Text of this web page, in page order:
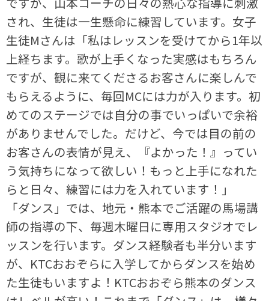
され、生徒は一生懸命に練習しています。女子
生徒Mさんは「私はレッスンを受けてから1年以
上経ちます。歌が上手くなった実感はもちろん
ですが、観に来てくださるお客さんに楽しんで
もらえるように、毎回MCには力が入ります。初
めてのステージでは自分の事でいっぱいで余裕
がありませんでした。だけど、今では目の前の
お客さんの表情が見え、『よかった！』ってい
う気持ちになって欲しい！もっと上手になれた
らと日々、練習には力を入れています！」
「ダンス」では、地元・熊本でご活躍の馬場講
師の指導の下、毎週木曜日に専用スタジオでレ
ッスンを行います。ダンス経験者も半分います
が、KTCおおぞらに入学してからダンスを始め
た生徒もいますよ！KTCおおぞら熊本のダンス